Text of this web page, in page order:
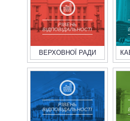
РІВЕНЬ
ВІДПОВІДАЛЬНОСТІ
ВЕРХОВНОЇ РАДИ
РІВЕНЬ
ВІДПОВІДАЛЬНОСТІ